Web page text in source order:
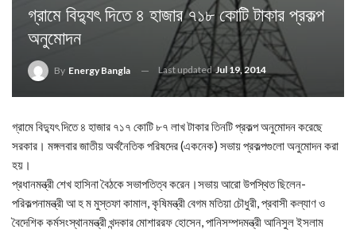
গ্রামে বিদ্যুৎ দিতে ৪ হাজার ৭১৮ কোটি টাকার প্রকল্প
অনুমোদন
By Energy Bangla Last updatedJul 19, 2014
গ্রামে বিদ্যুৎ দিতে ৪ হাজার ৭১৭ কোটি ৮৭ লাখ টাকার তিনটি প্রকল্প অনুমোদন করেছে
সরকার। মঙ্গলবার জাতীয় অর্থনৈতিক পরিষদের (একনেক) সভায় প্রকল্পগুলো অনুমোদন করা
হয়।
প্রধানমন্ত্রী শেখ হাসিনা বৈঠকে সভাপতিত্ব করেন।সভায় আরো উপস্থিত ছিলেন-
পরিকল্পনামন্ত্রী আ হ ম মুস্তফা কামাল, কৃষিমন্ত্রী বেগম মতিয়া চৌধুরী, প্রবাসী কল্যাণ ও
বৈদেশিক কর্মসংস্থানমন্ত্রী খন্দকার মোশাররফ হোসেন, পানিসম্পদমন্ত্রী আনিসুল ইসলাম